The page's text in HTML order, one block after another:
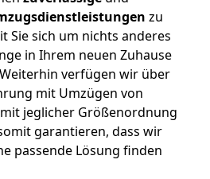
zu
Sie sich um nichts anderes
in Ihrem neuen Zuhause
verfügen wir über
mit Umzügen von
jeglicher Größenordnung
garantieren, dass wir
passende Lösung finden